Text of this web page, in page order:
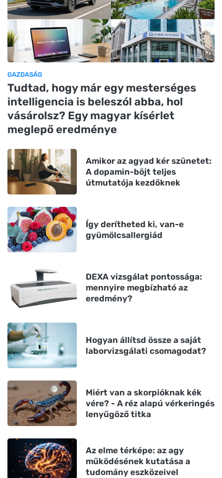
GAZDASÁG
Tudtad, hogy már egy mesterséges
intelligencia is beleszól abba, hol
vásárolsz? Egy magyar kísérlet
meglepő eredménye
Amikor az agyad kér szünetet:
A dopamin-böjt teljes
útmutatója kezdőknek
Így derítheted ki, van-e
gyümölcsallergiád
DEXA vizsgálat pontossága:
mennyire megbízható az
eredmény?
Hogyan állítsd össze a saját
laborvizsgálati csomagodat?
Miért van a skorpióknak kék
vére? - A réz alapú vérkeringés
lenyűgöző titka
Az elme térképe: az agy
működésének kutatása a
tudomány eszközeivel